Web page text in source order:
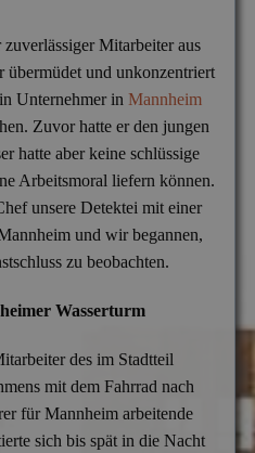
Partner- & Treuetest
Personen- & Zeugensuche
Scheidung & Ehebruch
& Vormundschaft
Unterhalt & Alimente
Einkommensüberprüfung
Insolvenzverschleppung
Korruptionsbekämpfung
Krankschreibungsbetrug
Leumundsüberprüfung
Mitarbeiterüberwachung
Produktpiraterie
Bremen
Essen
Leipzig
Frankfurt am Main
München
Nürnberg
Duisburg
Mitarbeiter aus
und unkonzentriert
Unternehmer inMannheim
Zuvor hatte er den jungen
hatte aber keine schlüssige
Arbeitsmoral liefern können.
unsere Detektei mit einer
und wir begannen,
zu beobachten.
Wasserturm
des im Stadtteil
mit dem Fahrrad nach
für Mannheim arbeitende
sich bis spät in die Nacht